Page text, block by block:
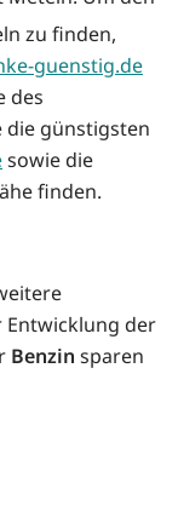
zu finden,
guenstig.de
des
die günstigsten
sowie die
finden.
der
Benzin sparen